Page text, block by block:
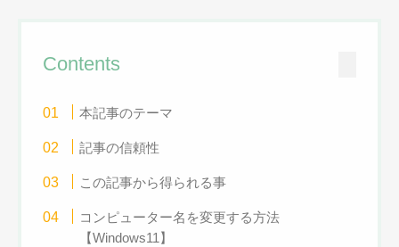
Contents
本記事のテーマ
記事の信頼性
この記事から得られる事
コンピューター名を変更する方法
【Windows11】